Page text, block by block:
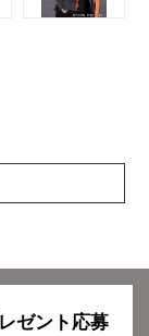
ゼント応募